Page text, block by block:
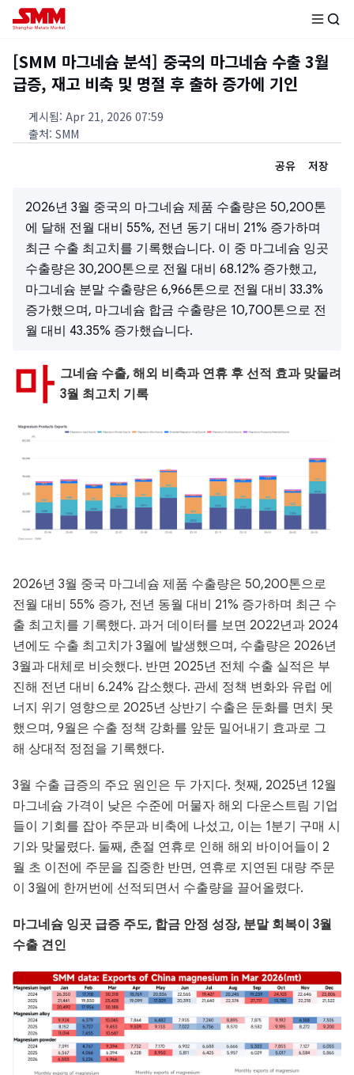
[SMM 마그네슘 분석] 중국의 마그네슘 수출 3월
급증, 재고 비축 및 명절 후 출하 증가에 기인
게시됨: Apr 21, 2026 07:59
출처: SMM
공유
저장
2026년 3월 중국의 마그네슘 제품 수출량은 50,200톤
에 달해 전월 대비 55%, 전년 동기 대비 21% 증가하며
최근 수출 최고치를 기록했습니다. 이 중 마그네슘 잉곳
수출량은 30,200톤으로 전월 대비 68.12% 증가했고,
마그네슘 분말 수출량은 6,966톤으로 전월 대비 33.3%
증가했으며, 마그네슘 합금 수출량은 10,700톤으로 전
월 대비 43.35% 증가했습니다.
마 그네슘 수출, 해외 비축과 연휴 후 선적 효과 맞물려
3월 최고치 기록
2026년 3월 중국 마그네슘 제품 수출량은 50,200톤으로
전월 대비 55% 증가, 전년 동월 대비 21% 증가하며 최근 수
출 최고치를 기록했다. 과거 데이터를 보면 2022년과 2024
년에도 수출 최고치가 3월에 발생했으며, 수출량은 2026년
3월과 대체로 비슷했다. 반면 2025년 전체 수출 실적은 부
진해 전년 대비 6.24% 감소했다. 관세 정책 변화와 유럽 에
너지 위기 영향으로 2025년 상반기 수출은 둔화를 면치 못
했으며, 9월은 수출 정책 강화를 앞둔 밀어내기 효과로 그
해 상대적 정점을 기록했다.
3월 수출 급증의 주요 원인은 두 가지다. 첫째, 2025년 12월
마그네슘 가격이 낮은 수준에 머물자 해외 다운스트림 기업
들이 기회를 잡아 주문과 비축에 나섰고, 이는 1분기 구매 시
기와 맞물렸다. 둘째, 춘절 연휴로 인해 해외 바이어들이 2
월 초 이전에 주문을 집중한 반면, 연휴로 지연된 대량 주문
이 3월에 한꺼번에 선적되면서 수출량을 끌어올렸다.
마그네슘 잉곳 급증 주도, 합금 안정 성장, 분말 회복이 3월
수출 견인